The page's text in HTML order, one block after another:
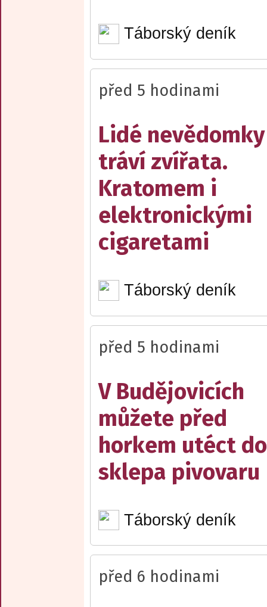
Táborský deník
před 5 hodinami
Lidé nevědomky
tráví zvířata.
Kratomem i
elektronickými
cigaretami
Táborský deník
před 5 hodinami
V Budějovicích
můžete před
horkem utéct do
sklepa pivovaru
Táborský deník
před 6 hodinami